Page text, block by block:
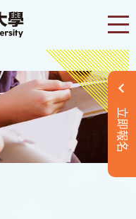
立即報名